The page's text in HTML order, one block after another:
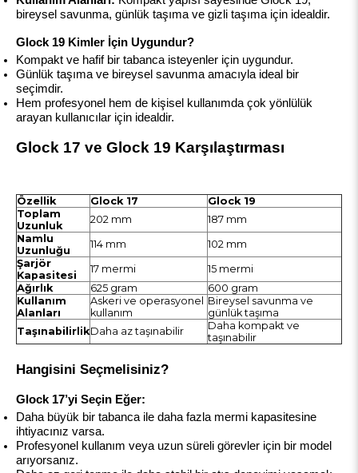
bireysel savunma, günlük taşıma ve gizli taşıma için idealdir.
Glock 19 Kimler İçin Uygundur?
Kompakt ve hafif bir tabanca isteyenler için uygundur.
Günlük taşıma ve bireysel savunma amacıyla ideal bir
seçimdir.
Hem profesyonel hem de kişisel kullanımda çok yönlülük
arayan kullanıcılar için idealdir.
Glock 17 ve Glock 19 Karşılaştırması
Özellik Glock 17
Glock 19
Toplam
Uzunluk
202 mm
187 mm
Namlu
Uzunluğu
114 mm
102 mm
Şarjör
Kapasitesi
17 mermi
15 mermi
Ağırlık
625 gram
600 gram
Kullanım
Alanları
Askeri ve operasyonel
kullanım
Bireysel savunma ve
günlük taşıma
TaşınabilirlikDaha az taşınabilir
Daha kompakt ve
taşınabilir
Hangisini Seçmelisiniz?
Glock 17’yi Seçin Eğer:
Daha büyük bir tabanca ile daha fazla mermi kapasitesine
ihtiyacınız varsa.
Profesyonel kullanım veya uzun süreli görevler için bir model
arıyorsanız.